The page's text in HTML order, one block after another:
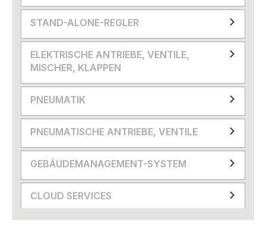
STAND-ALONE-REGLER
ELEKTRISCHE ANTRIEBE, VENTILE,
MISCHER, KLAPPEN
PNEUMATIK
PNEUMATISCHE ANTRIEBE, VENTILE
GEBÄUDEMANAGEMENT-SYSTEM
CLOUD SERVICES